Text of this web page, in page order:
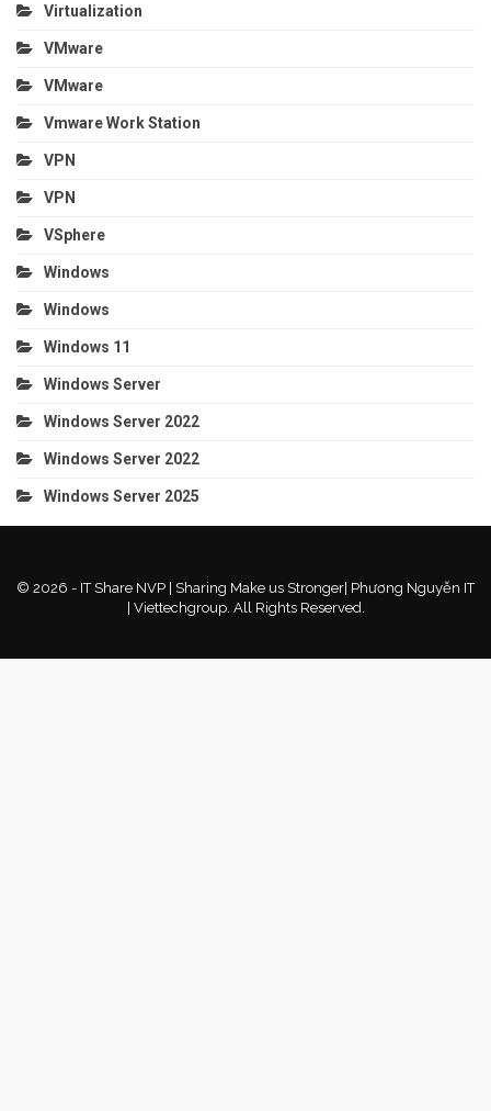
Virtualization
VMware
VMware
Vmware Work Station
VPN
VPN
VSphere
Windows
Windows
Windows 11
Windows Server
Windows Server 2022
Windows Server 2022
Windows Server 2025
© 2026 - IT Share NVP | Sharing Make us Stronger| Phương Nguyễn IT
| Viettechgroup. All Rights Reserved.